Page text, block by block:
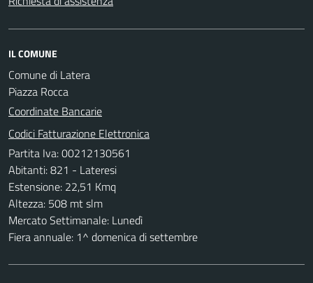
IL COMUNE
Comune di Latera
Piazza Rocca
Coordinate Bancarie
Codici Fatturazione Elettronica
Partita Iva: 00212130561
Abitanti: 821 - Lateresi
Estensione: 22,51 Kmq
Altezza: 508 mt slm
Mercato Settimanale: Lunedì
Fiera annuale: 1^ domenica di settembre